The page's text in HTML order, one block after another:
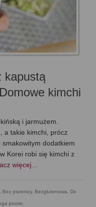
kapustą
kimchi
i jarmużem.
a takie kimchi, prócz
smakowitym dodatkiem
Korei robi się kimchi z
więcej…
, Bez pszenicy, Bezglutenowa, Do
proste,